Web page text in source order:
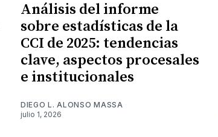
Análisis del informe
sobre estadísticas de la
CCI de 2025: tendencias
clave, aspectos procesales
e institucionales
DIEGO L. ALONSO MASSA
julio 1, 2026